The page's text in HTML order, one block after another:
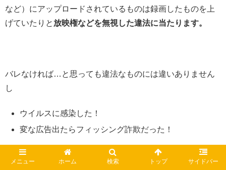
など）にアップロードされているものは録画したものを上
げていたりと 放映権などを無視した違法に当たります。
バレなければ…と思っても違法なものには違いありません
し
ウイルスに感染した！
変な広告出たらフィッシング詐欺だった！
なんてことも起こりかねません。
メニュー ホーム 検索 トップ サイドバー